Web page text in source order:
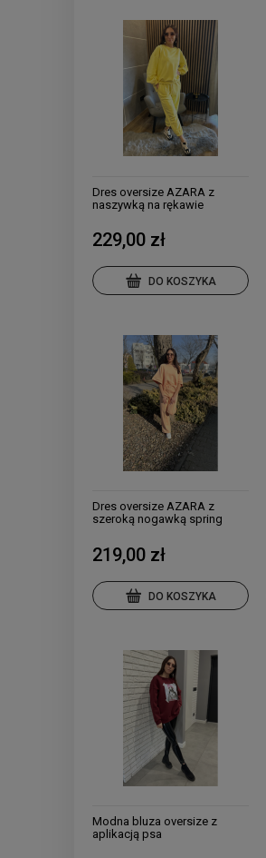
Dres oversize AZARA z
naszywką na rękawie
229,00 zł
DO KOSZYKA
Dres oversize AZARA z
szeroką nogawką spring
219,00 zł
DO KOSZYKA
Modna bluza oversize z
aplikacją psa